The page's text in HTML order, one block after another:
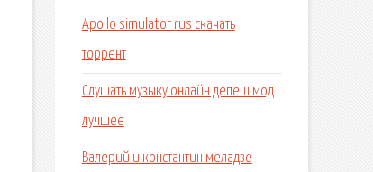
Apollo simulator rus скачать
торрент
Слушать музыку онлайн депеш мод
лучшее
Валерий и константин меладзе